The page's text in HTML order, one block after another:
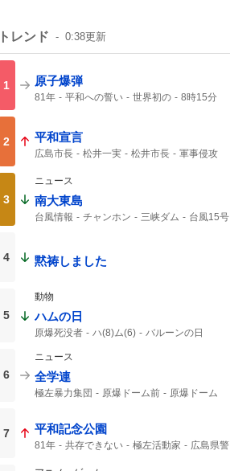
トレンド 0:38更新
1 原子爆弾
81年 平和への誓い 世界初の
8時15分
2 平和宣言
広島市長 松井一実 松井市長
軍事侵攻
武力行使
自分勝手な
3
ニュース
南大東島
台風情報 チャンホン 三峡ダム
台風15号
4 黙祷しました
5
動物
ハムの日
原爆死没者 ハ(8)ム(6)
バルーンの日
6
ニュース
全学連
極左暴力集団 原爆ドーム前
原爆ドーム
7 平和記念公園
81年 共存できない 極左活動家
広島県警